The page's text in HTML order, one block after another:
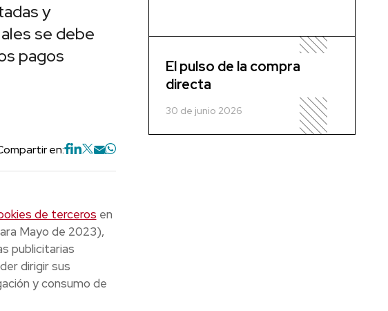
y
se debe
pagos
en:
de terceros en
Mayo de 2023),
publicitarias
dirigir sus
y consumo de
El pulso de la compra
directa
30 de junio 2026